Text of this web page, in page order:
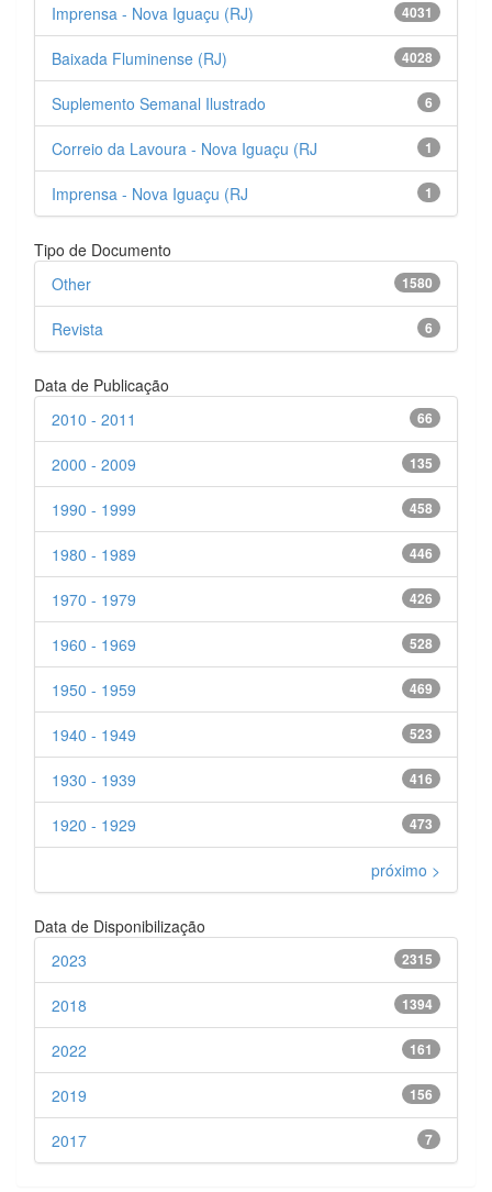
4031
Imprensa - Nova Iguaçu (RJ)
4028
Baixada Fluminense (RJ)
6
Suplemento Semanal Ilustrado
1
Correio da Lavoura - Nova Iguaçu (RJ
1
Imprensa - Nova Iguaçu (RJ
Tipo de Documento
1580
Other
6
Revista
Data de Publicação
66
2010 - 2011
135
2000 - 2009
458
1990 - 1999
446
1980 - 1989
426
1970 - 1979
528
1960 - 1969
469
1950 - 1959
523
1940 - 1949
416
1930 - 1939
473
1920 - 1929
próximo >
Data de Disponibilização
2315
2023
1394
2018
161
2022
156
2019
7
2017